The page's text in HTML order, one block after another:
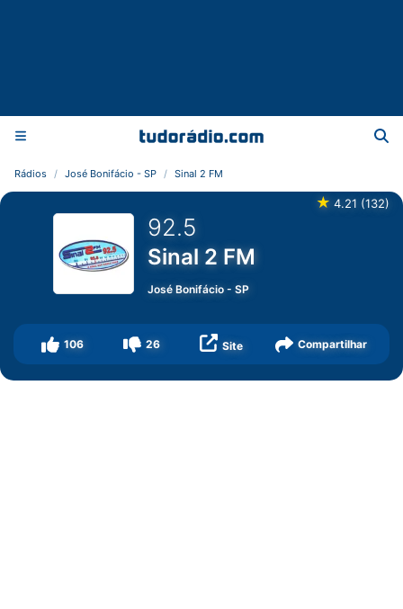
Rádios José Bonifácio - SP Sinal 2 FM
★ 4.21 (132)
92.5
Sinal 2 FM
José Bonifácio -SP
106 26 Site Compartilhar